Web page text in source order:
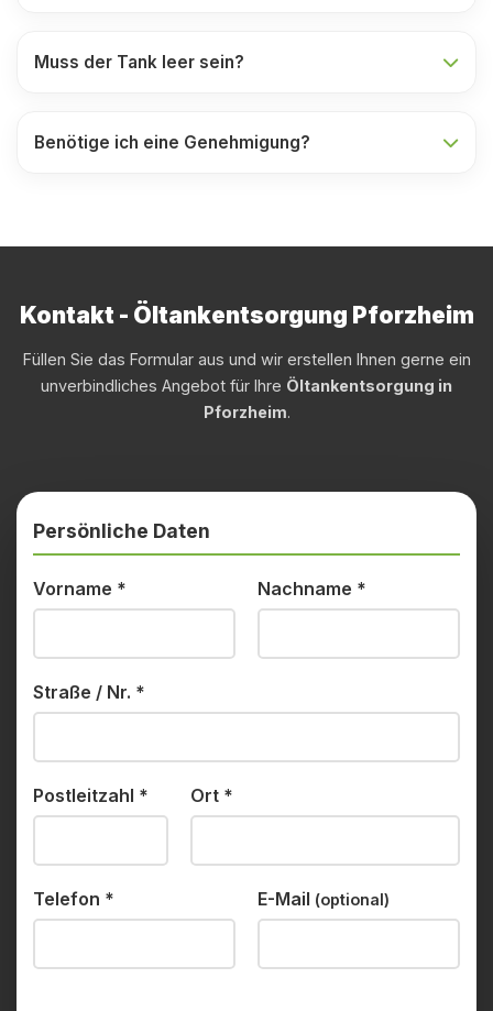
Muss der Tank leer sein?
Benötige ich eine Genehmigung?
Kontakt - Öltankentsorgung Pforzheim
Füllen Sie das Formular aus und wir erstellen Ihnen gerne ein
unverbindliches Angebot für Ihre Öltankentsorgung in
Pforzheim.
Persönliche Daten
Vorname * Nachname *
Straße / Nr. *
Postleitzahl * Ort *
Telefon * E-Mail (optional)